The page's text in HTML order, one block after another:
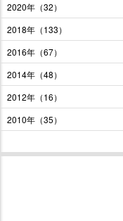
2020年（32）
2018年（133）
2016年（67）
2014年（48）
2012年（16）
2010年（35）